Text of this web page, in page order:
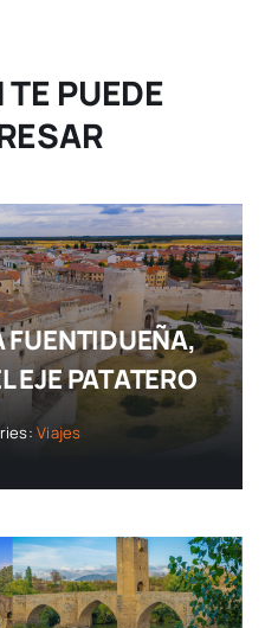
PUEDE
FUENTIDUEÑA,
EJE PATATERO
Viajes